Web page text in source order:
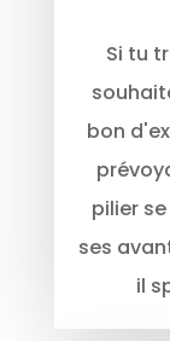
Si tu
bon
pilier
ses
il